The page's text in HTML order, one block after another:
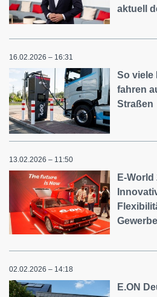
aktuell
16.02.2026 – 16:31
So viele
fahren
Straßen
13.02.2026 – 11:50
E-
02.02.2026 – 14:18
E.ON